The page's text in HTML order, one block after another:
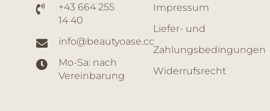
+43 664 255
14 40
info@beautyoase.cc
Mo-Sa: nach
Vereinbarung
Impressum
Liefer- und
Zahlungsbedingungen
Widerrufsrecht